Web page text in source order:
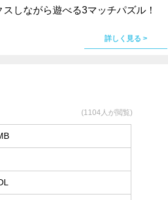
しながら遊べる3マッチパズル！
詳しく見る >
(1104人が閲覧)